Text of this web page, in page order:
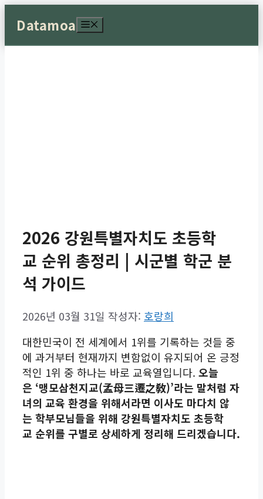
츠
Datamoa
뉴
2026 강원특별자치도 초등학
교 순위 총정리 | 시군별 학군 분
석 가이드
2026년 03월 31일 작성자: 호랑희
대한민국이 전 세계에서 1위를 기록하는 것들 중
에 과거부터 현재까지 변함없이 유지되어 온 긍정
적인 1위 중 하나는 바로 교육열입니다. 오늘
은 ‘맹모삼천지교(孟母三遷之敎)’라는 말처럼 자
녀의 교육 환경을 위해서라면 이사도 마다치 않
는 학부모님들을 위해 강원특별자치도 초등학
교 순위를 구별로 상세하게 정리해 드리겠습니다.